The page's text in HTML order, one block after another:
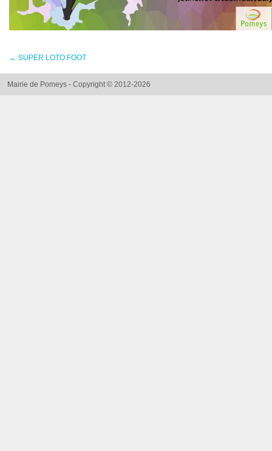
← SUPER LOTO FOOT
Mairie de Pomeys - Copyright © 2012-2026